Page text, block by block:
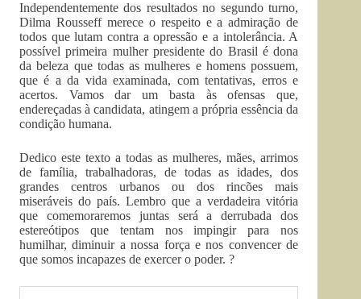
Independentemente dos resultados no segundo turno,
Dilma Rousseff merece o respeito e a admiração de
todos que lutam contra a opressão e a intolerância. A
possível primeira mulher presidente do Brasil é dona
da beleza que todas as mulheres e homens possuem,
que é a da vida examinada, com tentativas, erros e
acertos. Vamos dar um basta às ofensas que,
endereçadas à candidata, atingem a própria essência da
condição humana.
Dedico este texto a todas as mulheres, mães, arrimos
de família, trabalhadoras, de todas as idades, dos
grandes centros urbanos ou dos rincões mais
miseráveis do país. Lembro que a verdadeira vitória
que comemoraremos juntas será a derrubada dos
estereótipos que tentam nos impingir para nos
humilhar, diminuir a nossa força e nos convencer de
que somos incapazes de exercer o poder. ?